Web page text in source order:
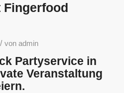
Fingerfood
/ von admin
Partyservice in
Veranstaltung